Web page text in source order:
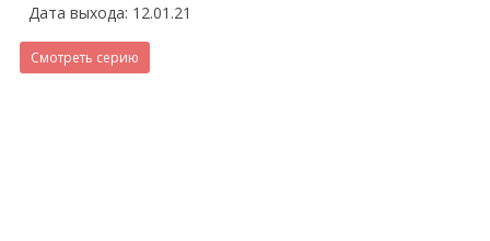
Дата выхода: 12.01.21
Смотреть серию